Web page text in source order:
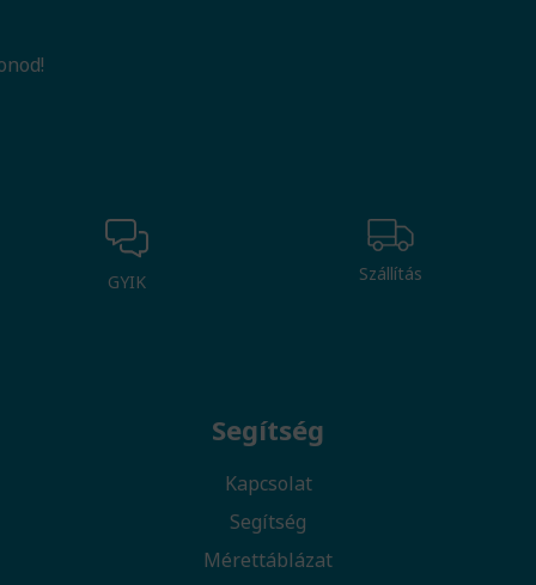
GYIK Szállítás
Segítség
Kapcsolat
Segítség
Mérettáblázat